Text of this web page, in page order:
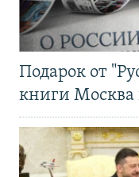
Подарок от
книги Москва